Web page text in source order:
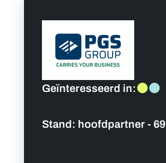
Persoonlijk programma
Hoofdpartners
Nieuws
Contact
Geïnteresseerd in:
Stand: hoofdpartner - 69